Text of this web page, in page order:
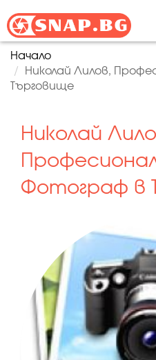
Начало
Николай Лилов,
Търговище
Николай
Фотограф в